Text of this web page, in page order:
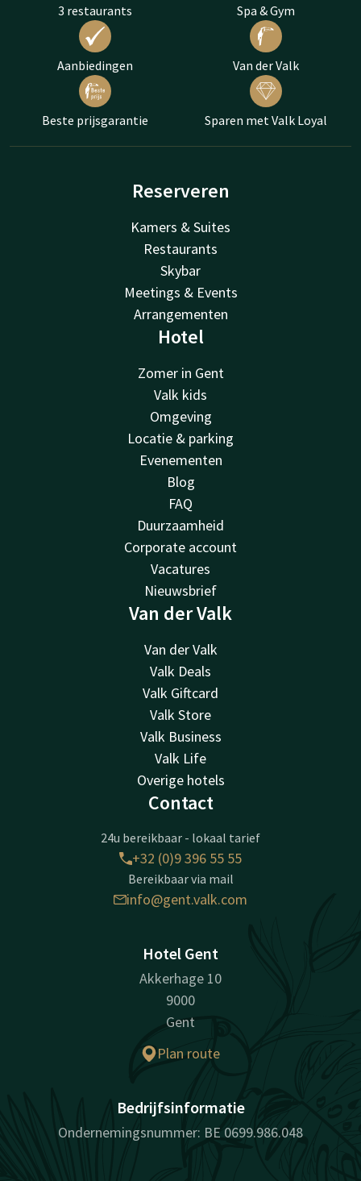
3 restaurants Spa & Gym
Aanbiedingen Van der Valk
Beste prijsgarantie Sparen met Valk Loyal
Reserveren
Kamers & Suites
Restaurants
Skybar
Meetings & Events
Arrangementen
Hotel
Zomer in Gent
Valk kids
Omgeving
Locatie & parking
Evenementen
Blog
FAQ
Duurzaamheid
Corporate account
Vacatures
Nieuwsbrief
Van der Valk
Van der Valk
Valk Deals
Valk Giftcard
Valk Store
Valk Business
Valk Life
Overige hotels
Contact
24u bereikbaar - lokaal tarief
+32 (0)9 396 55 55
Bereikbaar via mail
info@gent.valk.com
Hotel Gent
Akkerhage 10
9000
Gent
Plan route
Bedrijfsinformatie
Ondernemingsnummer: BE 0699.986.048